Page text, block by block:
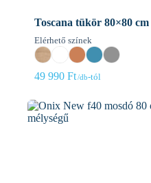
Toscana tükör 80×80 cm
Elérhető színek
49 990 Ft -tól